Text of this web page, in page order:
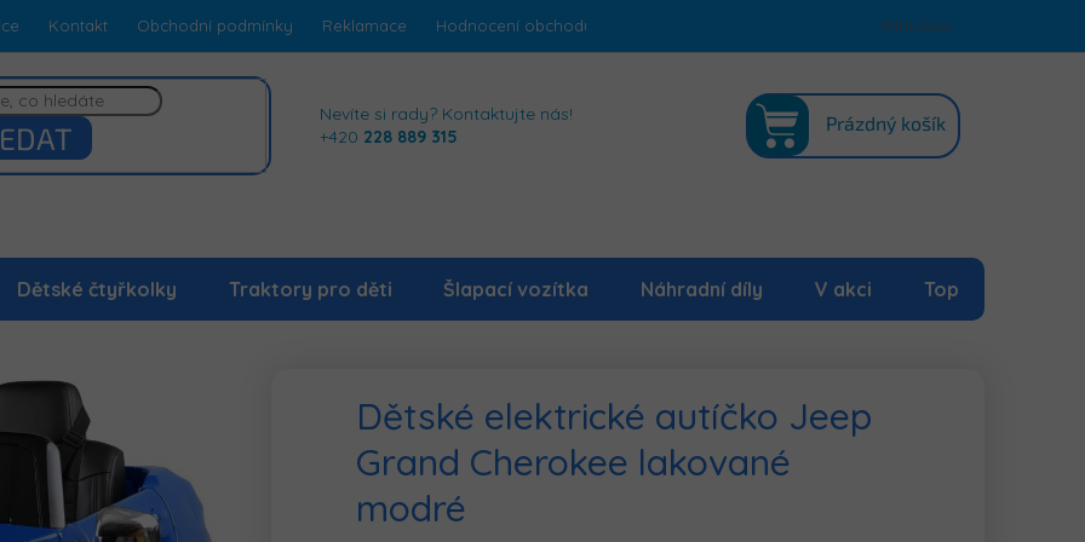
Kontakt Obchodní podmínky Reklamace Hodnocení obchodu Podmínky ochrany osobních údajů Mapa serveru
Přihlášení
Nevíte si rady? Kontaktujte nás!
+420 228 889 315
KOŠÍK
Prázdný košík
Dětské čtyřkolky Traktory pro děti Šlapací vozítka Náhradní díly V akci Top
Dětské elektrické autíčko Jeep
Grand Cherokee lakované
modré